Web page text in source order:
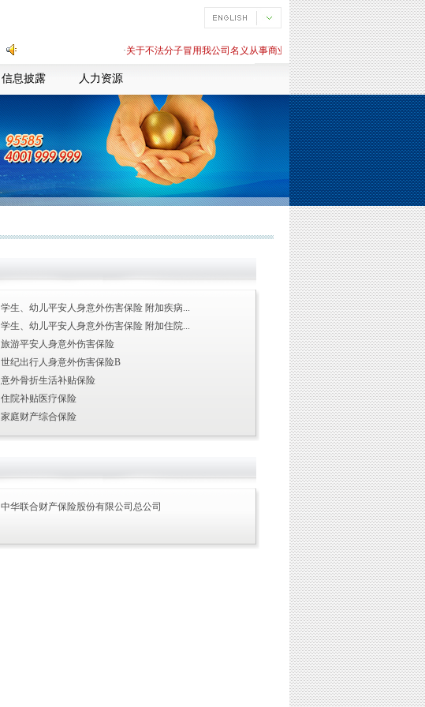
关于不法分子冒用我公司名义从事商业活动的严正声明·关于不法分子
信息披露 人力资源
学生、幼儿平安人身意外伤害保险 附加疾病...
学生、幼儿平安人身意外伤害保险 附加住院...
旅游平安人身意外伤害保险
世纪出行人身意外伤害保险B
意外骨折生活补贴保险
住院补贴医疗保险
家庭财产综合保险
中华联合财产保险股份有限公司总公司